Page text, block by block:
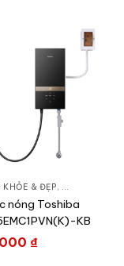
, MÁY NƯỚC NÓNG
KHỎE & ĐẸP, LỌC NƯỚC &
nóng Toshiba
KB
₫